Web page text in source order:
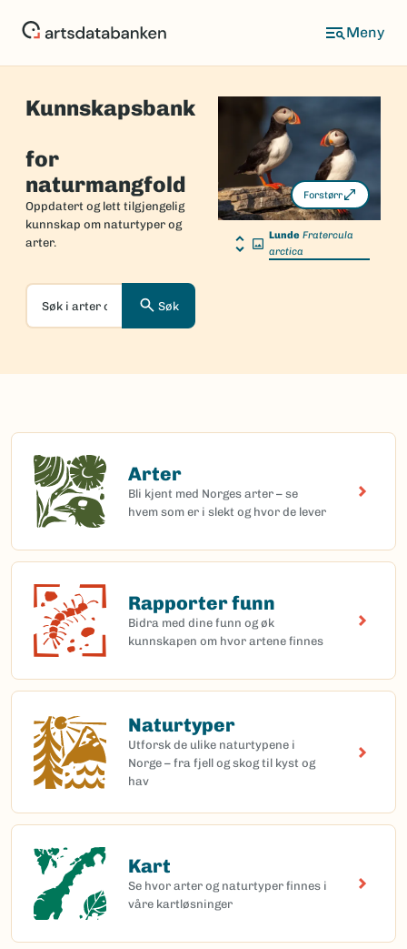
Forside
Forstørr
Lunde Fratercula
arctica
Kunnskapsbank
for
naturmangfold
Oppdatert og lett tilgjengelig
kunnskap om naturtyper og
arter.
i
og
Søk
Arter
Bli kjent med Norges arter – se
hvem som er i slekt og hvor de lever
Arter
Rapporter funn
Bidra med dine funn og øk
kunnskapen om hvor artene finnes
Rapporter funn
Naturtyper
Utforsk de ulike naturtypene i
Norge – fra fjell og skog til kyst og
hav
Naturtyper
Kart
Se hvor arter og naturtyper finnes i
våre kartløsninger
Kart